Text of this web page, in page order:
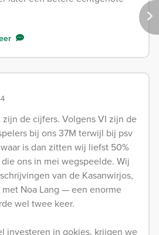
de cijfers. Volgens VI zijn de
bij ons 37M terwijl bij psv
is dan zitten wij liefst 50%
ons in mei wegspeelde. Wij
van de Kasanwirjos,
Noa Lang — een enorme
wel twee keer.
investeren in gokjes, krijgen we